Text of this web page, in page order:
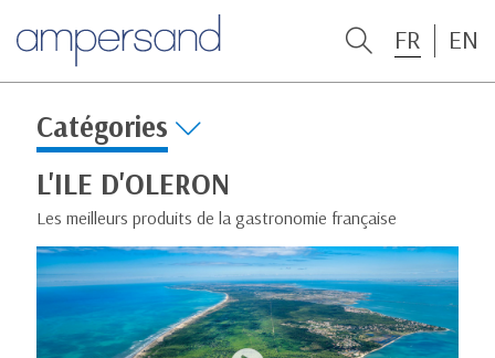
FR EN
Catégories
L'ILE D'OLERON
Les meilleurs produits de la gastronomie française